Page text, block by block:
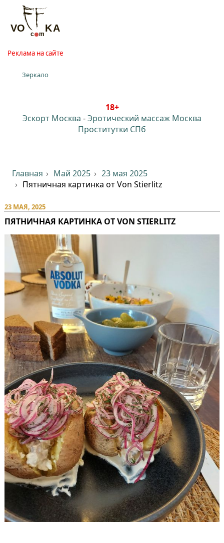
Реклама на сайте
Зеркало
18+
Эскорт Москва -Эротический массаж Москва
Проститутки СПб
Главная Май 2025
23 мая 2025
Пятничная картинка от Von Stierlitz
23 МАЯ, 2025
ПЯТНИЧНАЯ КАРТИНКА ОТ VON STIERLITZ